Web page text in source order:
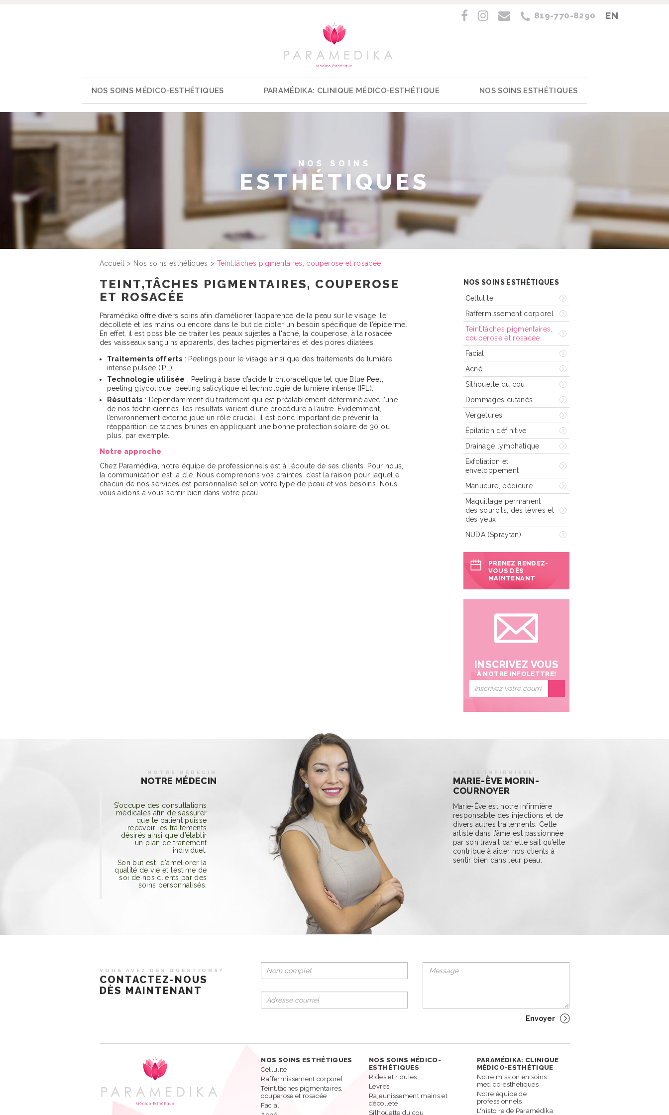
EN
819-770-8290
NOS SOINS MÉDICO-ESTHÉTIQUES PARAMÉDIKA: CLINIQUE MÉDICO-ESTHÉTIQUE NOS SOINS ESTHÉTIQUES
NOS SOINS
ESTHÉTIQUES
Accueil Nos soins esthétiques Teint,tâches pigmentaires, couperose et rosacée
TEINT,TÂCHES PIGMENTAIRES, COUPEROSE
ET ROSACÉE
Paramédika offre divers soins afin d’améliorer l’apparence de la peau sur le visage, le
décolleté et les mains ou encore dans le but de cibler un besoin spécifique de l’épiderme.
En effet, il est possible de traiter les peaux sujettes à l'acné, la couperose, à la rosacée,
des vaisseaux sanguins apparents, des taches pigmentaires et des pores dilatées.
Traitements offerts : Peelings pour le visage ainsi que des traitements de lumière
intense pulsée (IPL).
Technologie utilisée : Peeling à base d’acide trichloracétique tel que Blue Peel,
peeling glycolique, peeling salicylique et technologie de lumière intense (IPL).
Résultats : Dépendamment du traitement qui est préalablement déterminé avec l’une
de nos techniciennes, les résultats varient d’une procédure à l’autre. Évidemment,
l’environnement externe joue un rôle crucial, il est donc important de prévenir la
réapparition de taches brunes en appliquant une bonne protection solaire de 30 ou
plus, par exemple.
Notre approche
Chez Paramédika, notre équipe de professionnels est à l’écoute de ses clients. Pour nous,
la communication est la clé. Nous comprenons vos craintes, c’est la raison pour laquelle
chacun de nos services est personnalisé selon votre type de peau et vos besoins. Nous
vous aidons à vous sentir bien dans votre peau.
NOS SOINS ESTHÉTIQUES
Cellulite
Raffermissement corporel
Teint,tâches pigmentaires,
couperose et rosacée
Facial
Acné
Silhouette du cou
Dommages cutanés
Vergetures
Épilation définitive
Drainage lymphatique
Exfoliation et
enveloppement
Manucure, pédicure
Maquillage permanent
des sourcils, des lèvres et
des yeux
NUDA (Spraytan)
PRENEZ RENDEZ-
VOUS DÈS
MAINTENANT
INSCRIVEZ VOUS
À NOTRE INFOLETTRE!
NOTRE MÉDECIN
NOTRE MÉDECIN
S’occupe des consultations
médicales afin de s’assurer
que le patient puisse
recevoir les traitements
désirés ainsi que d’établir
un plan de traitement
individuel.
Son but est d'améliorer la
qualité de vie et l’estime de
soi de nos clients par des
soins personnalisés.
NOTRE INFIRMIÈRE
MARIE-ÈVE MORIN-
COURNOYER
Marie-Ève est notre infirmière
responsable des injections et de
divers autres traitements. Cette
artiste dans l’âme est passionnée
par son travail car elle sait qu’elle
contribue à aider nos clients à
sentir bien dans leur peau.
VOUS AVEZ DES QUESTIONS?
CONTACTEZ-NOUS
DÈS MAINTENANT
NOS SOINS ESTHÉTIQUES
Cellulite
Raffermissement corporel
Teint,tâches pigmentaires,
couperose et rosacée
Facial
NOS SOINS MÉDICO-
ESTHÉTIQUES
Rides et ridules
Lèvres
Rajeunissement mains et
décolleté
Silhouette du cou
PARAMÉDIKA: CLINIQUE
MÉDICO-ESTHÉTIQUE
Notre mission en soins
médico-esthétiques
Notre équipe de
professionnels
L'histoire de Paramédika